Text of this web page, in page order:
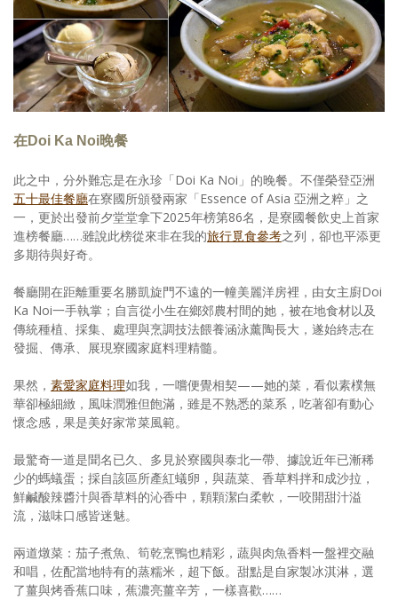
在Doi Ka Noi晚餐
此之中，分外難忘是在永珍「Doi Ka Noi」的晚餐。不僅榮登亞洲
五十最佳餐廳在寮國所頒發兩家「Essence of Asia 亞洲之粹」之
一，更於出發前夕堂堂拿下2025年榜第86名，是寮國餐飲史上首家
進榜餐廳……雖說此榜從來非在我的旅行覓食參考之列，卻也平添更
多期待與好奇。
餐廳開在距離重要名勝凱旋門不遠的一幢美麗洋房裡，由女主廚Doi
Ka Noi一手執掌；自言從小生在鄉郊農村間的她，被在地食材以及
傳統種植、採集、處理與烹調技法餵養涵泳薰陶長大，遂始終志在
發掘、傳承、展現寮國家庭料理精髓。
果然， 素愛家庭料理如我，一嚐便覺相契——她的菜，看似素樸無
華卻極細緻，風味潤雅但飽滿，雖是不熟悉的菜系，吃著卻有動心
懷念感，果是美好家常菜風範。
最驚奇一道是聞名已久、多見於寮國與泰北一帶、據說近年已漸稀
少的螞蟻蛋；採自該區所產紅蟻卵，與蔬菜、香草料拌和成沙拉，
鮮鹹酸辣醬汁與香草料的沁香中，顆顆潔白柔軟，一咬開甜汁溢
流，滋味口感皆迷魅。
兩道燉菜：茄子煮魚、筍乾烹鴨也精彩，蔬與肉魚香料一盤裡交融
和唱，佐配當地特有的蒸糯米，超下飯。甜點是自家製冰淇淋，選
了薑與烤香蕉口味，蕉濃亮薑辛芳，一樣喜歡……